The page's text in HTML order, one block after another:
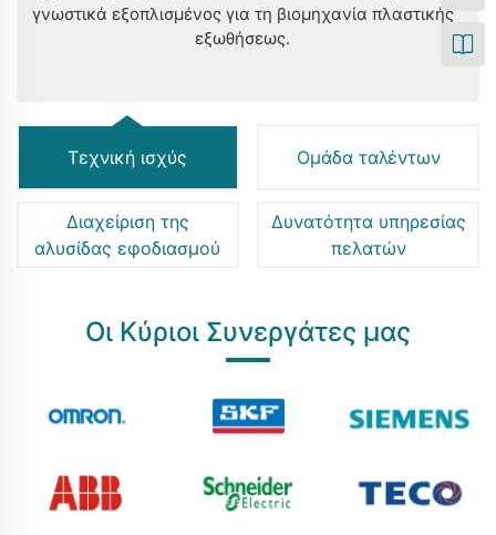
γνωστικά εξοπλισμένος για τη βιομηχανία πλαστικής
εξωθήσεως.
Τεχνική ισχύς Ομάδα ταλέντων
Διαχείριση της
αλυσίδας εφοδιασμού
Δυνατότητα υπηρεσίας
πελατών
Οι Κύριοι Συνεργάτες μας